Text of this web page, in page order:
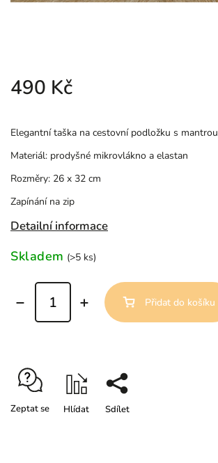
490 Kč
Elegantní taška na cestovní podložku s mantrou
Materiál: prodyšné mikrovlákno a elastan
Rozměry: 26 x 32 cm
Zapínání na zip
Detailní informace
Skladem (>5 ks)
Přidat do košíku
Zeptat se Hlídat Sdílet